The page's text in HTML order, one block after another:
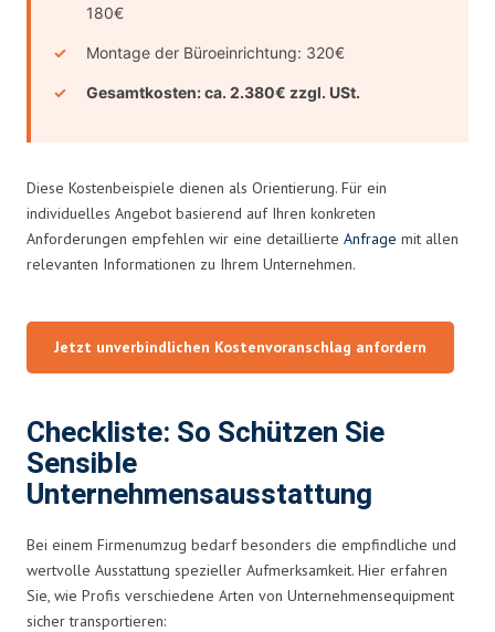
180€
Montage der Büroeinrichtung: 320€
Gesamtkosten: ca. 2.380€ zzgl. USt.
Diese Kostenbeispiele dienen als Orientierung. Für ein
individuelles Angebot basierend auf Ihren konkreten
Anforderungen empfehlen wir eine detaillierte Anfrage mit allen
relevanten Informationen zu Ihrem Unternehmen.
Jetzt unverbindlichen Kostenvoranschlag anfordern
Checkliste: So Schützen Sie
Sensible
Unternehmensausstattung
Bei einem Firmenumzug bedarf besonders die empfindliche und
wertvolle Ausstattung spezieller Aufmerksamkeit. Hier erfahren
Sie, wie Profis verschiedene Arten von Unternehmensequipment
sicher transportieren: